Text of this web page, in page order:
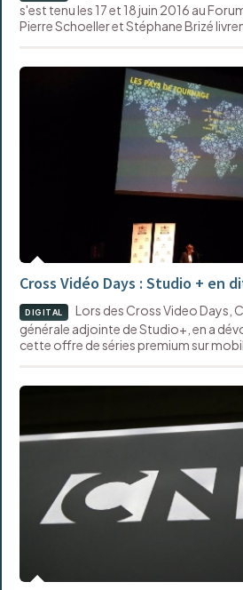
s'est tenu les 17 et 18 juin 2016 au
Pierre Schoeller et Stéphane Brizé
Cross Vidéo Days : Studio + en
DIGITAL
Lors des Cross Video Days,
générale adjointe de Studio+, en a
cette offre de séries premium sur